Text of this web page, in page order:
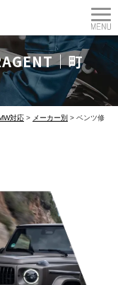
｜町
対応 > メーカー別 > ベンツ修